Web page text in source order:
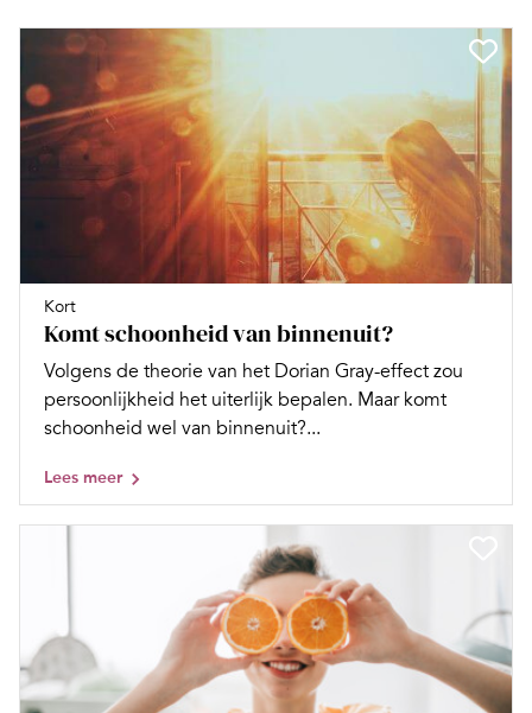
Kort
Komt schoonheid van binnenuit?
Volgens de theorie van het Dorian Gray-effect zou
persoonlijkheid het uiterlijk bepalen. Maar komt
schoonheid wel van binnenuit?...
Lees meer